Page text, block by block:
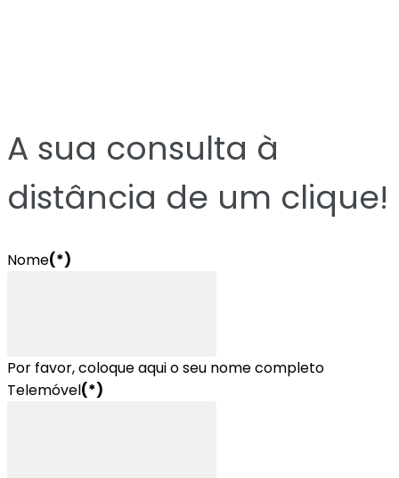
A sua consulta à
distância de um clique!
Nome(*)
Por favor, coloque aqui o seu nome completo
Telemóvel(*)